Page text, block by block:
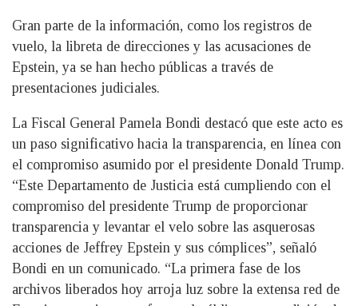
Gran parte de la información, como los registros de
vuelo, la libreta de direcciones y las acusaciones de
Epstein, ya se han hecho públicas a través de
presentaciones judiciales.
La Fiscal General Pamela Bondi destacó que este acto es
un paso significativo hacia la transparencia, en línea con
el compromiso asumido por el presidente Donald Trump.
“Este Departamento de Justicia está cumpliendo con el
compromiso del presidente Trump de proporcionar
transparencia y levantar el velo sobre las asquerosas
acciones de Jeffrey Epstein y sus cómplices”, señaló
Bondi en un comunicado. “La primera fase de los
archivos liberados hoy arroja luz sobre la extensa red de